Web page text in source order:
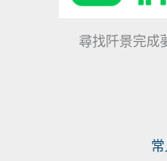
尋找阡景完成